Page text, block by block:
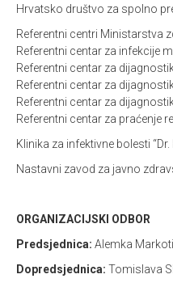
Hrvatsko društvo za spolno
Referentni centri Ministarstva
Referentni centar za infekcije
Referentni centar za
Referentni centar za
Referentni centar za
Referentni centar za praćenje
Klinika za infektivne bolesti “Dr.
Nastavni zavod za javno
ORGANIZACIJSKI ODBOR
Predsjednica: Alemka
Dopredsjednica: Tomislava